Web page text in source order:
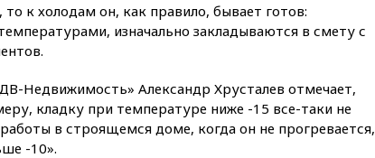
вчера, 18:35 В Жуковском и
аэропорту Геленджика
вчера, 18:21Зюганов
присоединился к критике
«Яблока»
то к холодам он, как правило, бывает готов:
изначально закладываются в смету с
Недвижимость» Александр Хрусталев отмечает,
кладку при температуре ниже -15 все-таки не
в строящемся доме, когда он не прогревается,
-10».